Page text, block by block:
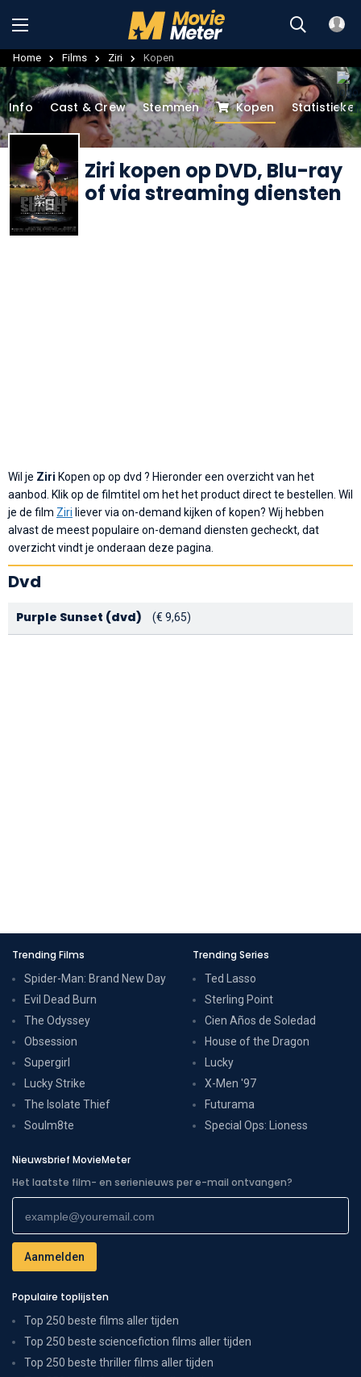
Home Films Ziri Kopen
Ziri kopen op DVD, Blu-ray
of via streaming diensten
Info Cast & Crew Stemmen Kopen
Wil je Ziri Kopen op op dvd ? Hieronder een overzicht van het
aanbod. Klik op de filmtitel om het het product direct te bestellen. Wil
je de film Ziri liever via on-demand kijken of kopen? Wij hebben
alvast de meest populaire on-demand diensten gecheckt, dat
overzicht vindt je onderaan deze pagina.
Dvd
Purple Sunset (dvd) (€ 9,65)
Trending Films
Spider-Man: Brand New Day
Evil Dead Burn
The Odyssey
Obsession
Supergirl
Lucky Strike
The Isolate Thief
Soulm8te
Trending Series
Ted Lasso
Sterling Point
Cien Años de Soledad
House of the Dragon
Lucky
X-Men '97
Futurama
Special Ops: Lioness
Nieuwsbrief MovieMeter
Het laatste film- en serienieuws per e-mail ontvangen?
Populaire toplijsten
Top 250 beste films aller tijden
Top 250 beste sciencefiction films aller tijden
Top 250 beste thriller films aller tijden